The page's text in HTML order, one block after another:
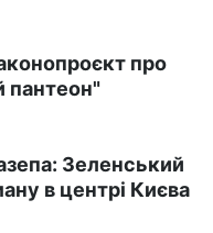
про
пантеон"
Зеленський
в центрі Києва